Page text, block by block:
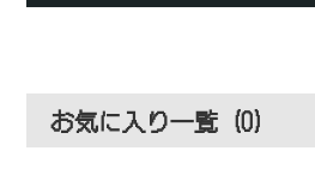
お気に入り一覧 (0)